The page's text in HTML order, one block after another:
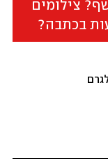
צילומים
בכתבה?